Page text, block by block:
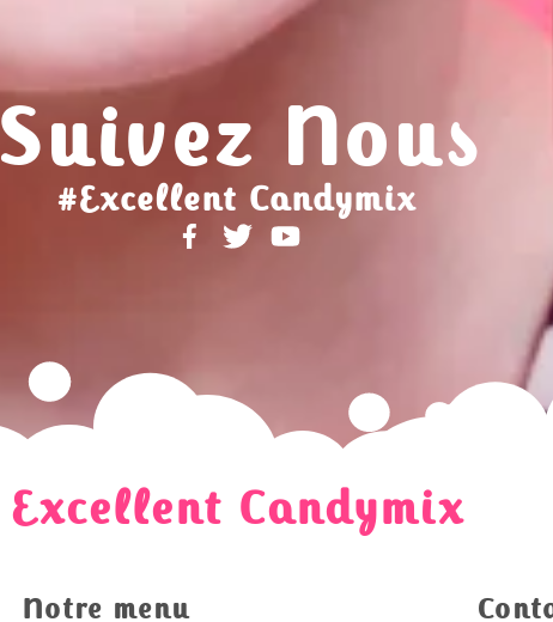
Suivez Nous
#Excellent Candymix
Excellent Candymix
Notre menu